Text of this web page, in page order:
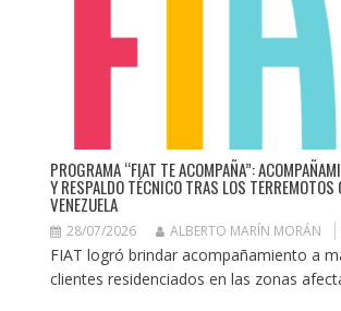
PROGRAMA “FIAT TE ACOMPAÑA”:
Y RESPALDO TÉCNICO TRAS LOS TERREMOTOS
VENEZUELA
28/07/2026 ALBERTO MARÍN MORÁN
FIAT logró brindar acompañamiento a
clientes residenciados en las zonas